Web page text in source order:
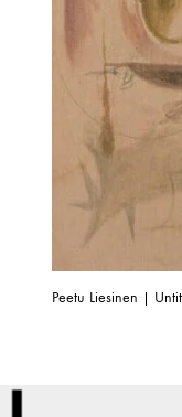
Peetu Liesinen |